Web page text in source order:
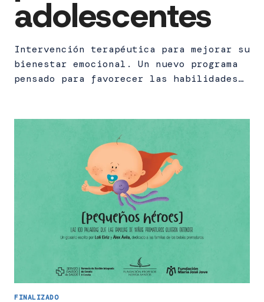
adolescentes
Intervención terapéutica para mejorar su
bienestar emocional. Un nuevo programa
pensado para favorecer las habilidades…
FINALIZADO